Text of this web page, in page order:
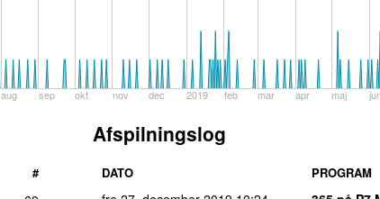
aug sep okt nov dec 2019 feb mar apr maj
#
Afspilningslog
DATO PROGRAM